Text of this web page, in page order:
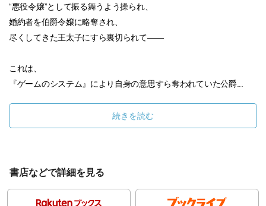
“悪役令嬢”として振る舞うよう操られ、
婚約者を伯爵令嬢に略奪され、
尽くしてきた王太子にすら裏切られて――
これは、
『ゲームのシステム』により自身の意思すら奪われていた公爵...
続きを読む
書店などで詳細を見る